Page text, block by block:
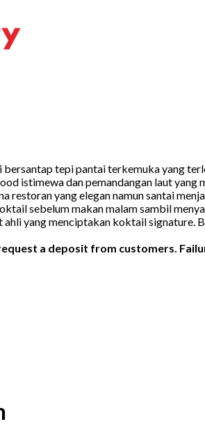
tepi pantai terkemuka yang
istimewa dan pemandangan laut
restoran yang elegan namun santai
sebelum makan malam sambil
yang menciptakan koktail signature.
a deposit from customers.